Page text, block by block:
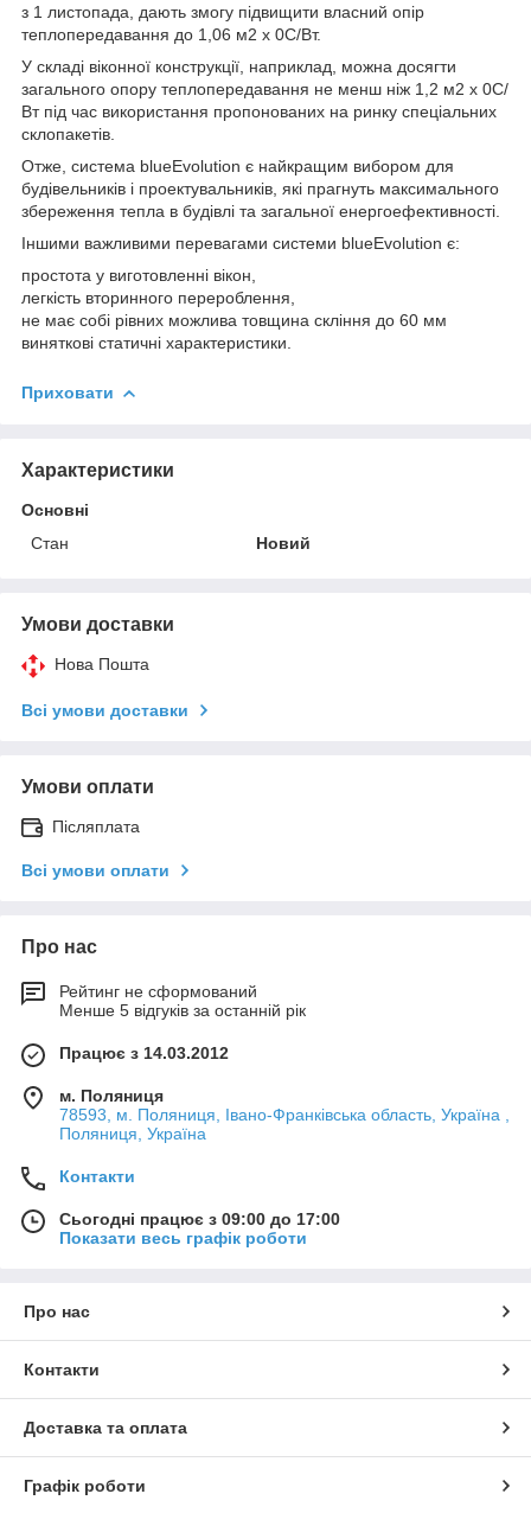
з 1 листопада, дають змогу підвищити власний опір
теплопередавання до 1,06 м2 х 0С/Вт.
У складі віконної конструкції, наприклад, можна досягти
загального опору теплопередавання не менш ніж 1,2 м2 х 0С/
Вт під час використання пропонованих на ринку спеціальних
склопакетів.
Отже, система blueEvolution є найкращим вибором для
будівельників і проектувальників, які прагнуть максимального
збереження тепла в будівлі та загальної енергоефективності.
Іншими важливими перевагами системи blueEvolution є:
простота у виготовленні вікон,
легкість вторинного перероблення,
не має собі рівних можлива товщина скління до 60 мм
виняткові статичні характеристики.
Приховати
Характеристики
Основні
Стан
Новий
Умови доставки
Нова Пошта
Всі умови доставки
Умови оплати
Післяплата
Всі умови оплати
Про нас
Рейтинг не сформований
Менше 5 відгуків за останній рік
Працює з 14.03.2012
м. Поляниця
78593, м. Поляниця, Івано-Франківська область, Україна ,
Поляниця, Україна
Контакти
Сьогодні працює з 09:00 до 17:00
Показати весь графік роботи
Про нас
Контакти
Доставка та оплата
Графік роботи